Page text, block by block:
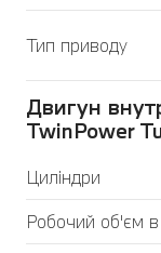
Тип приводу
Двигун
TwinPower
Циліндри
Робочий об'єм